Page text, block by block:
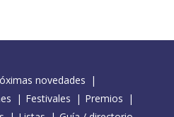
novedades
Festivales
Premios